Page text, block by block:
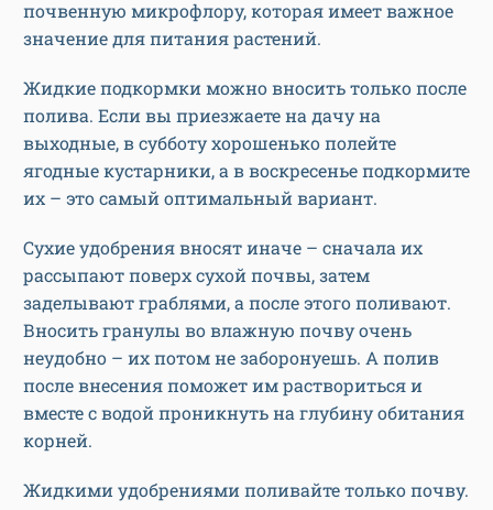
почвенную микрофлору, которая имеет важное
значение для питания растений.
Жидкие подкормки можно вносить только после
полива. Если вы приезжаете на дачу на
выходные, в субботу хорошенько полейте
ягодные кустарники, а в воскресенье подкормите
их – это самый оптимальный вариант.
Сухие удобрения вносят иначе – сначала их
рассыпают поверх сухой почвы, затем
заделывают граблями, а после этого поливают.
Вносить гранулы во влажную почву очень
неудобно – их потом не заборонуешь. А полив
после внесения поможет им раствориться и
вместе с водой проникнуть на глубину обитания
корней.
Жидкими удобрениями поливайте только почву.